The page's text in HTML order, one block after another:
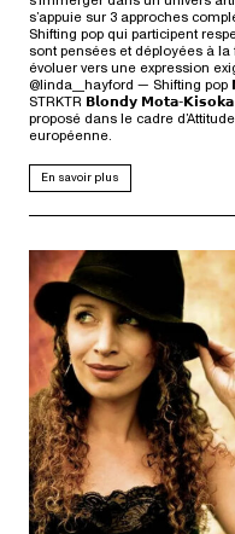
s’appuie sur 3 approches
Shifting pop qui participent
sont pensées et déployées à
évoluer vers une expression
@linda__hayford — Shifting
STRKTR 𝗕𝗹𝗼𝗻𝗱𝘆 𝗠𝗼𝘁𝗮-
proposé dans le cadre
européenne.
En savoir plus